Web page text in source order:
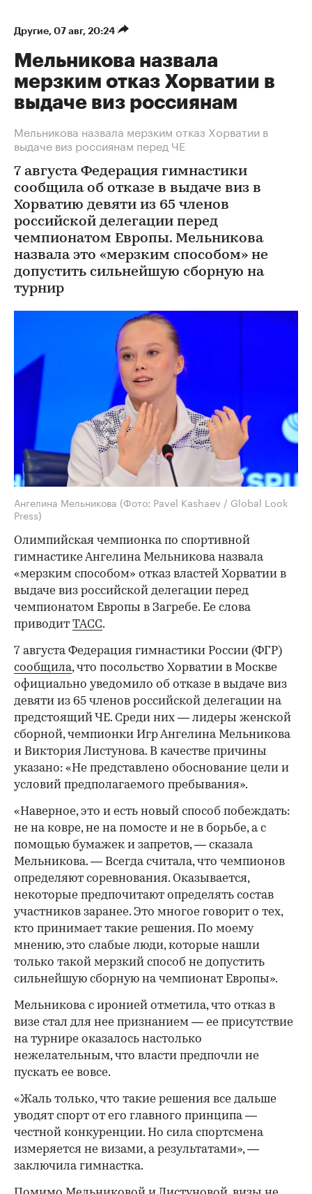
Другие 07 авг, 20:24
Мельникова назвала
мерзким отказ Хорватии в
выдаче виз россиянам
Мельникова назвала мерзким отказ Хорватии в
выдаче виз россиянам перед ЧЕ
7 августа Федерация гимнастики
сообщила об отказе в выдаче виз в
Хорватию девяти из 65 членов
российской делегации перед
чемпионатом Европы. Мельникова
назвала это «мерзким способом» не
допустить сильнейшую сборную на
турнир
Ангелина Мельникова (Фото: Pavel Kashaev / Global Look
Press)
Олимпийская чемпионка по спортивной
гимнастике Ангелина Мельникова назвала
«мерзким способом» отказ властей Хорватии в
выдаче виз российской делегации перед
чемпионатом Европы в Загребе. Ее слова
приводит ТАСС.
7 августа Федерация гимнастики России (ФГР)
сообщила, что посольство Хорватии в Москве
официально уведомило об отказе в выдаче виз
девяти из 65 членов российской делегации на
предстоящий ЧЕ. Среди них — лидеры женской
сборной, чемпионки Игр Ангелина Мельникова
и Виктория Листунова. В качестве причины
указано: «Не представлено обоснование цели и
условий предполагаемого пребывания».
«Наверное, это и есть новый способ побеждать:
не на ковре, не на помосте и не в борьбе, а с
помощью бумажек и запретов, — сказала
Мельникова. — Всегда считала, что чемпионов
определяют соревнования. Оказывается,
некоторые предпочитают определять состав
участников заранее. Это многое говорит о тех,
кто принимает такие решения. По моему
мнению, это слабые люди, которые нашли
только такой мерзкий способ не допустить
сильнейшую сборную на чемпионат Европы».
Мельникова с иронией отметила, что отказ в
визе стал для нее признанием — ее присутствие
на турнире оказалось настолько
нежелательным, что власти предпочли не
пускать ее вовсе.
«Жаль только, что такие решения все дальше
уводят спорт от его главного принципа —
честной конкуренции. Но сила спортсмена
измеряется не визами, а результатами», —
заключила гимнастка.